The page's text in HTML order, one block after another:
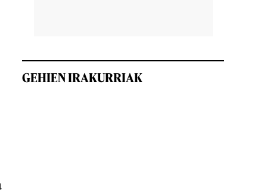
GEHIEN IRAKURRIAK